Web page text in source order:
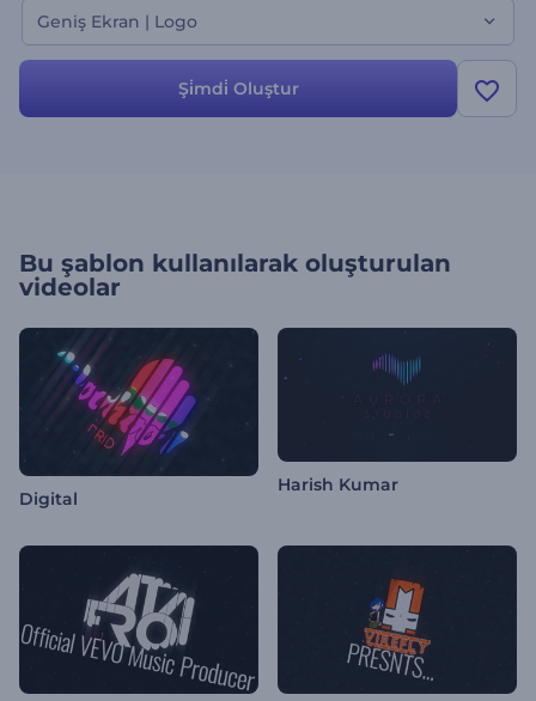
Geniş Ekran | Logo
Şi̇mdi̇ Oluştur
Bu şablon kullanılarak oluşturulan
videolar
Digital
Harish Kumar